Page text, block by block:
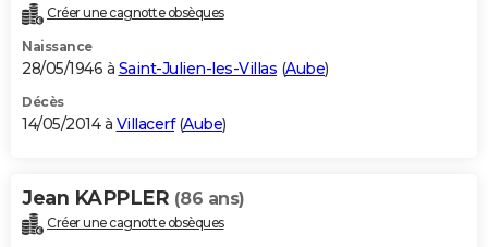
Créer une cagnotte obsèques
Naissance
28/05/1946 à Saint-Julien-les-Villas (Aube)
Décès
14/05/2014 à Villacerf(Aube)
Jean KAPPLER (86 ans)
Créer une cagnotte obsèques